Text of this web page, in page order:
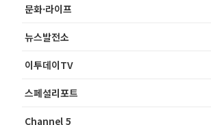
문화·라이프
뉴스발전소
이투데이TV
스페셜리포트
Channel 5